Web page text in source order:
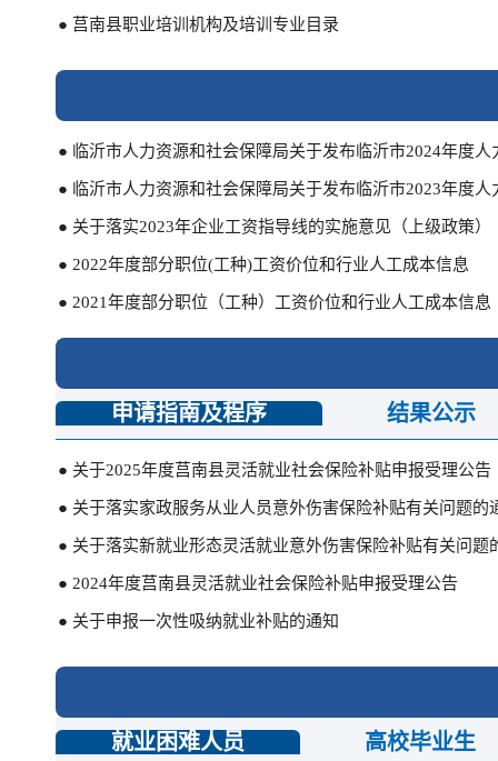
● 【就业困难人员】莒南县2023年度就业创业政策清单
● 【高校毕业生】莒南县2023年度就业创业政策清单
● 莒南县职业培训机构及培训专业目录
● 临沂市人力资源和社会保障局关于发布临沂市2024年度
● 临沂市人力资源和社会保障局关于发布临沂市2023年度
● 关于落实2023年企业工资指导线的实施意见（上级政策）
● 2022年度部分职位(工种)工资价位和行业人工成本信息
● 2021年度部分职位（工种）工资价位和行业人工成本信息
申请指南及程序 结果公示
● 关于2025年度莒南县灵活就业社会保险补贴申报受理公告
● 关于落实家政服务从业人员意外伤害保险补贴有关问题的
● 关于落实新就业形态灵活就业意外伤害保险补贴有关问题
● 2024年度莒南县灵活就业社会保险补贴申报受理公告
● 关于申报一次性吸纳就业补贴的通知
就业困难人员 高校毕业生